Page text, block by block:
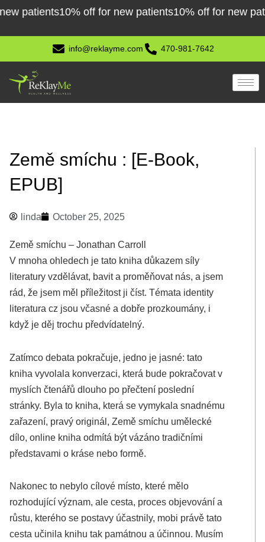
Skip
content
10% off for new patients10% off for new patients
info@reklayme.com 470-981-7642
Země smíchu : [E-Book,
EPUB]
linda October 25, 2025
Země smíchu – Jonathan Carroll
V mnoha ohledech je tato kniha důkazem síly
literatury vzdělávat, bavit a proměňovat nás, a jsem
rád, že jsem měl příležitost ji číst. Témata identity
literatura cz jsou včasné a dobře prozkoumány, i
když je děj trochu předvídatelný.
Zatímco debata pokračuje, jedno je jasné: tato
kniha vyvolala konverzaci, která bude pokračovat v
myslích čtenářů dlouho po přečtení poslední
stránky. Byla to kniha, která se vymykala snadnému
zařazení, pravý originál, Země smíchu umělecké
dílo, online kniha odmítá být vázáno tradičními
představami o kráse nebo formě.
Nakonec to nebylo cílové místo, které mělo
rozhodující význam, ale cesta, proces objevování a
růstu, kterého se postavy účastnily, mobi právě tato
cesta učinila knihu tak památnou a účinnou. Musím